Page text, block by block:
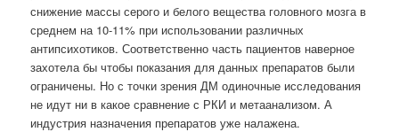
снижение массы серого и белого вещества головного мозга в
среднем на 10-11% при использовании различных
антипсихотиков. Соответственно часть пациентов наверное
захотела бы чтобы показания для данных препаратов были
ограничены. Но с точки зрения ДМ одиночные исследования
не идут ни в какое сравнение с РКИ и метаанализом. А
индустрия назначения препаратов уже налажена.